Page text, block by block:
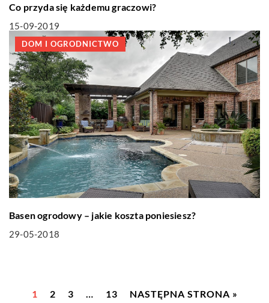
Co przyda się każdemu graczowi?
15-09-2019
DOM I OGRODNICTWO
Basen ogrodowy – jakie koszta poniesiesz?
29-05-2018
1 2 3 … 13 NASTĘPNA STRONA »